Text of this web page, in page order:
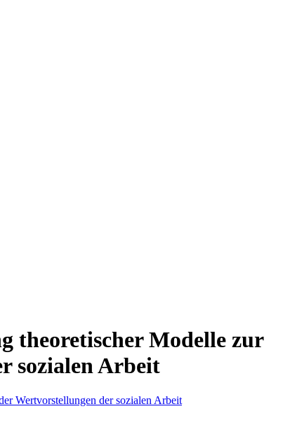
theoretischer Modelle zur
sozialen Arbeit